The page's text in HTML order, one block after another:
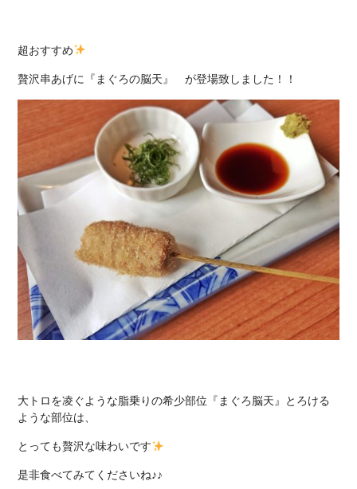
超おすすめ
贅沢串あげに『まぐろの脳天』 が登場致しました！！
大トロを凌ぐような脂乗りの希少部位『まぐろ脳天』 とろける
ような部位は、
とっても贅沢な味わいです
是非食べてみてくださいね♪♪